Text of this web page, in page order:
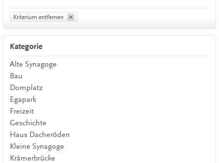
Kriterium entfernen
Kategorie
Alte Synagoge
Bau
Domplatz
Egapark
Freizeit
Geschichte
Haus Dacheröden
Kleine Synagoge
Krämerbrücke